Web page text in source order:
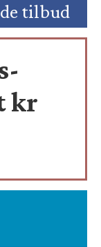
tilbud
kr